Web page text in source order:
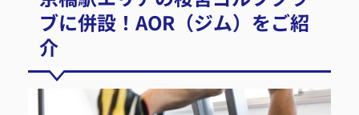
ブに併設！AOR（ジム）をご紹
介